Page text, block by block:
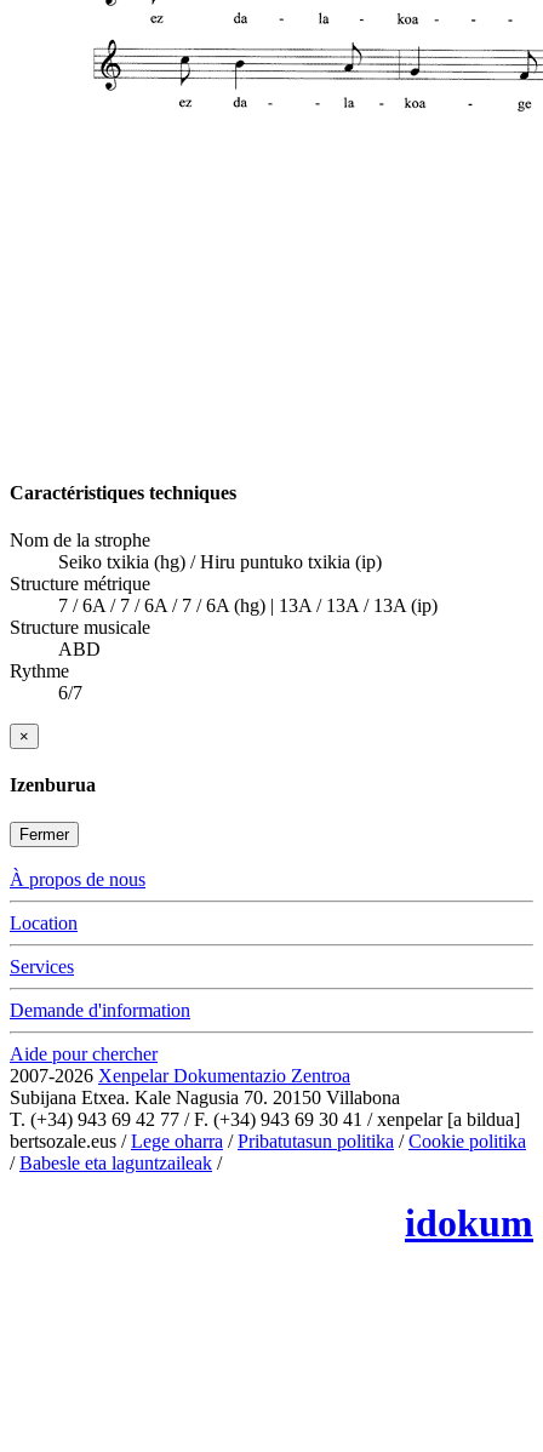
Caractéristiques techniques
Nom de la strophe
Seiko txikia (hg) / Hiru puntuko txikia (ip)
Structure métrique
7 / 6A / 7 / 6A / 7 / 6A (hg) | 13A / 13A / 13A (ip)
Structure musicale
ABD
Rythme
6/7
×
Izenburua
Fermer
À propos de nous
Location
Services
Demande d'information
Aide pour chercher
2007-2026 Xenpelar Dokumentazio Zentroa
Subijana Etxea. Kale Nagusia 70. 20150 Villabona
T. (+34) 943 69 42 77 / F. (+34) 943 69 30 41 / xenpelar [a bildua]
bertsozale.eus /Lege oharra /Pribatutasun politika /Cookie politika
/Babesle eta laguntzaileak /
idokum